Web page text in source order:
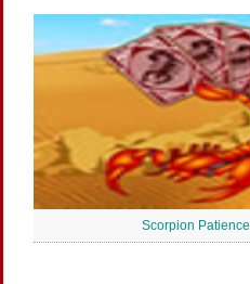
Scorpion Patience